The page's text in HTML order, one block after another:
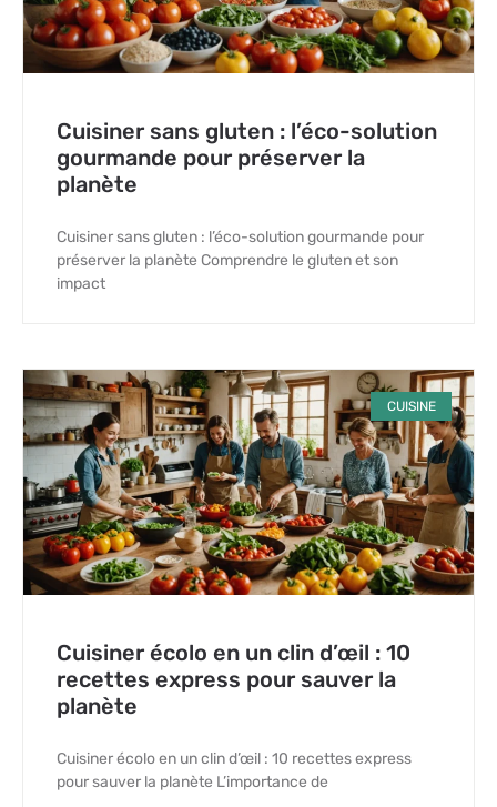
Cuisiner sans gluten : l’éco-solution
gourmande pour préserver la
planète
Cuisiner sans gluten : l’éco-solution gourmande pour
préserver la planète Comprendre le gluten et son
impact
CUISINE
Cuisiner écolo en un clin d’œil : 10
recettes express pour sauver la
planète
Cuisiner écolo en un clin d’œil : 10 recettes express
pour sauver la planète L’importance de